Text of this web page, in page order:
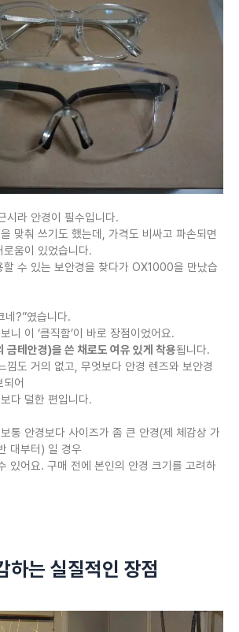
라 안경이 필수입니다.
맞춰 쓰기도 했는데, 가격도 비싸고 파손되면
움이 있었습니다.
할 수 있는 보안경을 찾다가 OX1000을 만났습
네?”였습니다.
니 이 ‘큼직함’이 바로 장점이었어요.
금테안경)을 쓴 채로도 여유 있게 착용됩니다.
낌도 거의 없고, 무엇보다 안경 렌즈와 보안경
되어
다 덜한 편입니다.
통 안경보다 사이즈가 좀 큰 안경(제 체감상 가
대부터) 일 경우
있어요. 구매 전에 본인의 안경 크기를 고려하
하는 실질적인 장점